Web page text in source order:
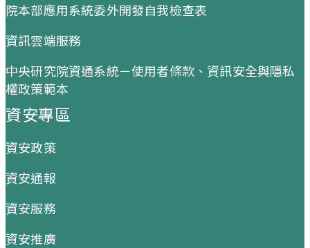
院本部應用系統委外開發自我檢查表
資訊雲端服務
中央研究院資通系統－使用者條款、資訊安全與隱私
權政策範本
資安專區
資安政策
資安通報
資安服務
資安推廣